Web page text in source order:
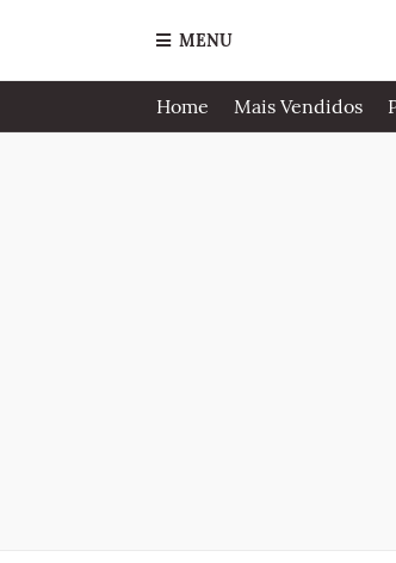
MENU
Home Mais Vendidos